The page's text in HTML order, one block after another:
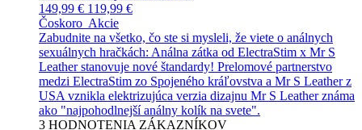
149,99 € 119,99 €
Čoskoro Akcie
Zabudnite na všetko, čo ste si mysleli, že viete o análnych
sexuálnych hračkách: Análna zátka od ElectraStim x Mr S
Leather stanovuje nové štandardy! Prelomové partnerstvo
medzi ElectraStim zo Spojeného kráľovstva a Mr S Leather z
USA vznikla elektrizujúca verzia dizajnu Mr S Leather známa
ako "najpohodlnejší análny kolík na svete".
3 HODNOTENIA ZÁKAZNÍKOV